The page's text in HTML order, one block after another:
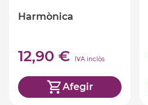
Harmònica
12,90 € IVA inclòs
Afegir